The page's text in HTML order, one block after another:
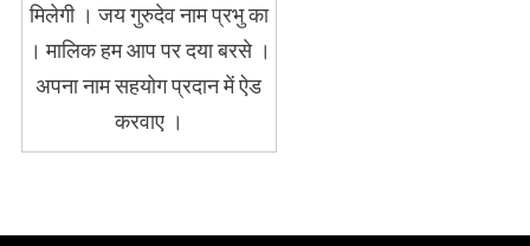
मिलेगी । जय गुरुदेव नाम प्रभु का
। मालिक हम आप पर दया बरसे ।
अपना नाम सहयोग प्रदान में ऐड
करवाए ।